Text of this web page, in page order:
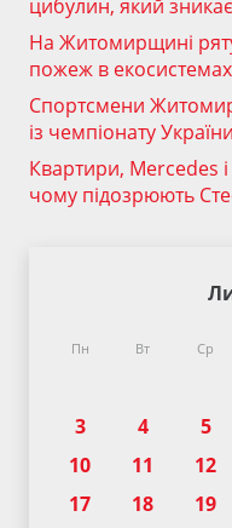
цибулин, який зникає
На Житомирщині
пожеж в
Спортсмени
із чемпіонату
Квартири, Mercedes
чому підозрюють
Пн Вт Ср
3
4 5
10
11 12
17
18 19